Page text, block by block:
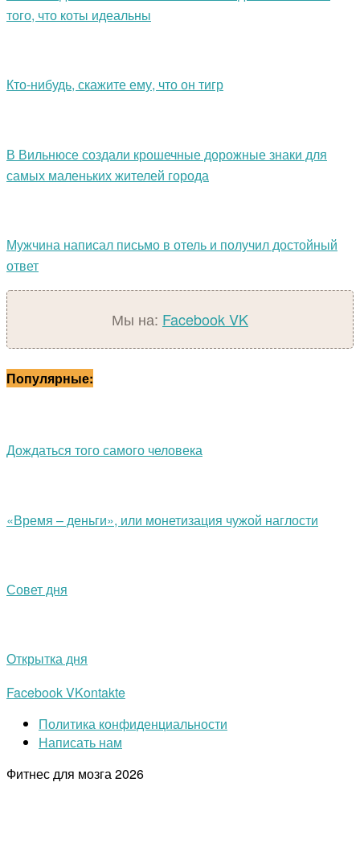
того, что коты идеальны
Кто-нибудь, скажите ему, что он тигр
В Вильнюсе создали крошечные дорожные знаки для
самых маленьких жителей города
Мужчина написал письмо в отель и получил достойный
ответ
Мы на: FacebookVK
Популярные:
Дождаться того самого человека
«Время – деньги», или монетизация чужой наглости
Совет дня
Открытка дня
FacebookVKontakte
Политика конфиденциальности
Написать нам
Фитнес для мозга2026